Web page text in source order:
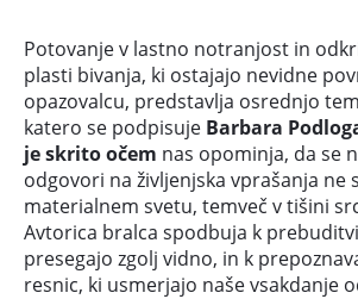
Potovanje v lastno notranjost in
plasti bivanja, ki ostajajo nevidne
opazovalcu, predstavlja osrednjo
katero se podpisuje Barbara
je skrito očem nas opominja, da se
odgovori na življenjska vprašanja ne
materialnem svetu, temveč v tišini
Avtorica bralca spodbuja k
presegajo zgolj vidno, in k
resnic, ki usmerjajo naše vsakdanje